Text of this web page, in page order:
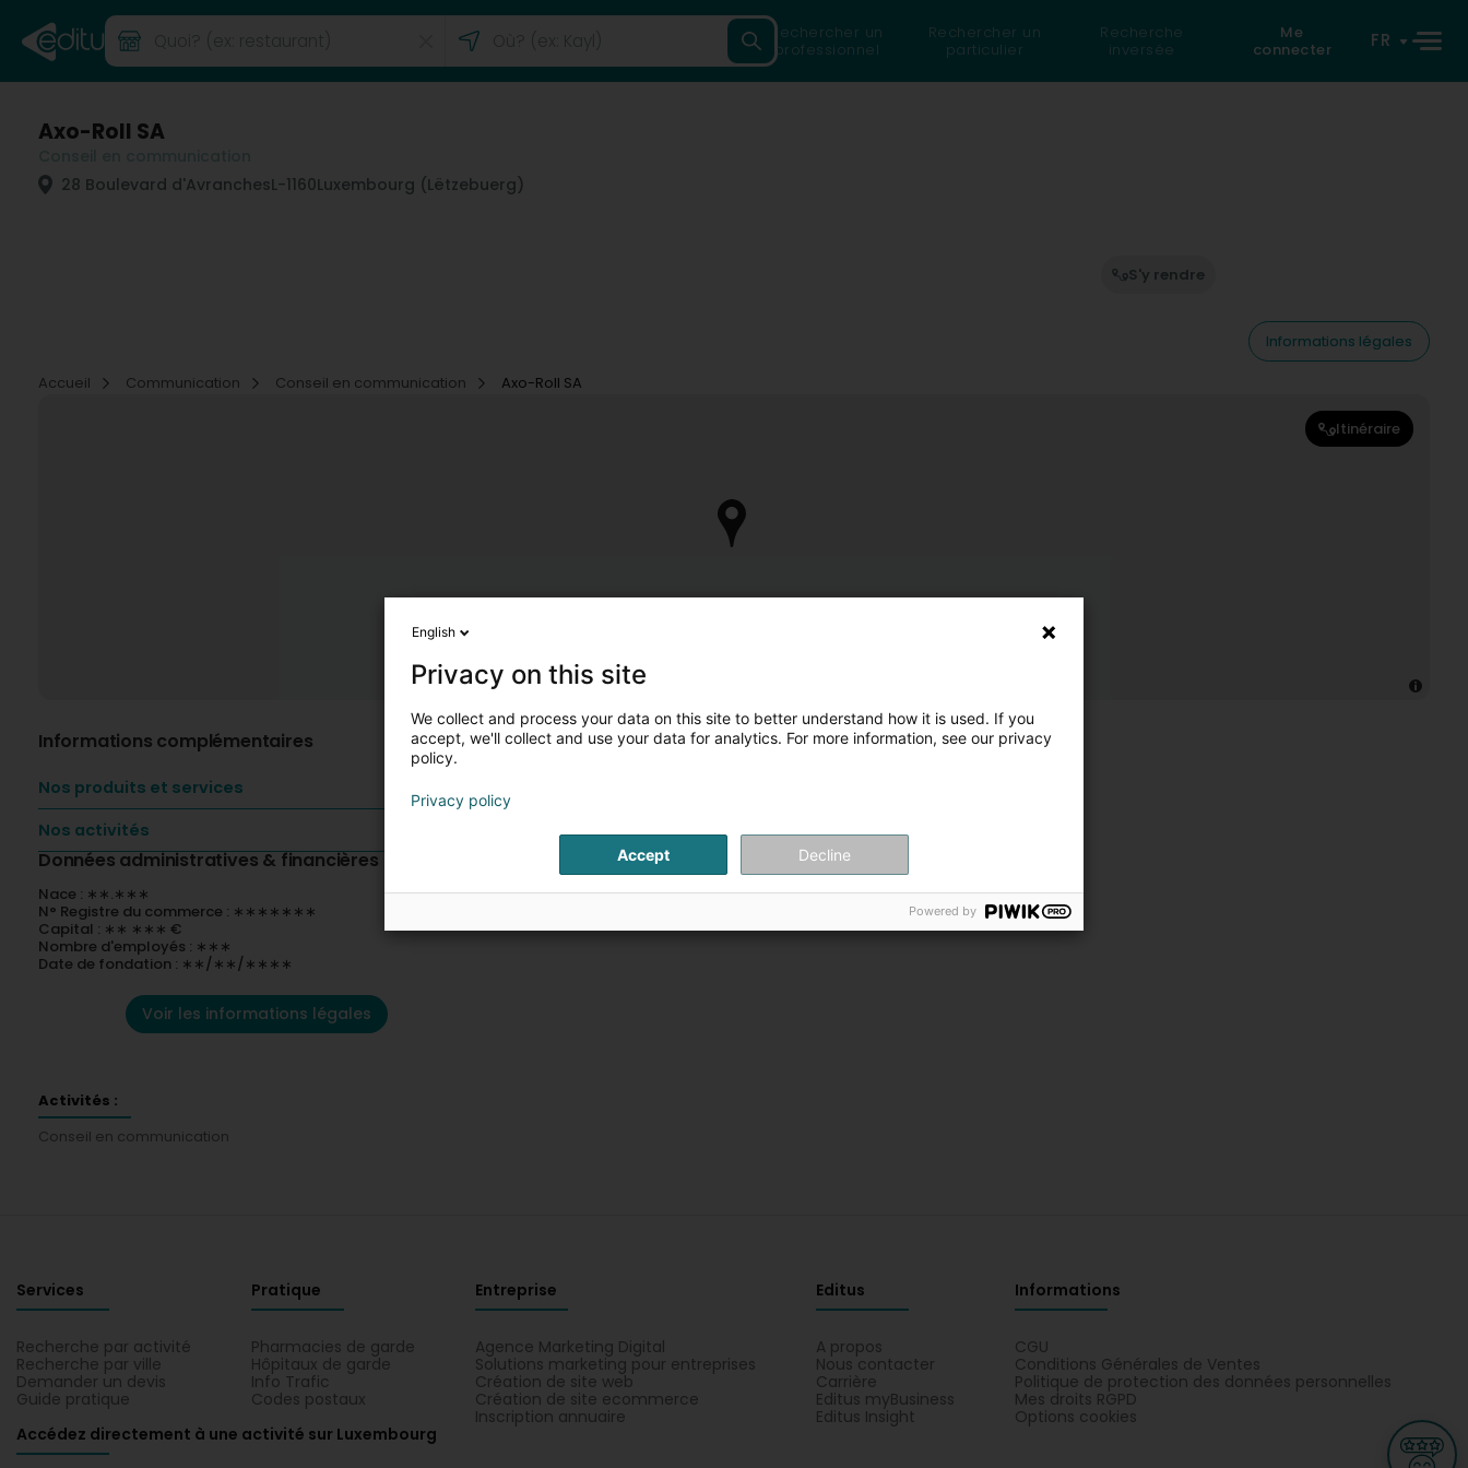
Rechercher un
professionnel
Rechercher un
particulier
Recherche
inversée
Me
connecter
FR
Axo-Roll SA
28 Boulevard d'AvranchesL-1160Luxembourg (Lëtzebuerg)
S'y rendre
Informations légales
Accueil
Communication Conseil en communication Axo-Roll SA
Itinéraire
Informations complémentaires
Nos produits et services
Nos activités
Données administratives & financières
Nace : ∗∗.∗∗∗
N° Registre du commerce : ∗∗∗∗∗∗∗
Capital : ∗∗ ∗∗∗ €
Nombre d'employés : ∗∗∗
Date de fondation : ∗∗/∗∗/∗∗∗∗
Voir les informations légales
Activités :
Conseil en communication
Services
Recherche par activité
Recherche par ville
Demander un devis
Guide pratique
Pratique
Pharmacies de garde
Hôpitaux de garde
Info Trafic
Codes postaux
Entreprise
Agence Marketing Digital
Solutions marketing pour entreprises
Création de site web
Création de site ecommerce
Inscription annuaire
Editus
A propos
Nous contacter
Carrière
Editus myBusiness
Editus Insight
Informations
CGU
Conditions Générales de Ventes
Politique de protection des données personnelles
Mes droits RGPD
Options cookies
Accédez directement à une activité sur Luxembourg
English
Privacy on this site
We collect and process your data on this site to better understand how it is used. If you
accept, we'll collect and use your data for analytics. For more information, see our privacy
policy.
Privacy policy
Accept Decline
Powered by